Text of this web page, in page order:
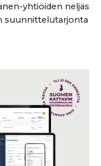
yhtiöiden neljäs
suunnittelutarjonta